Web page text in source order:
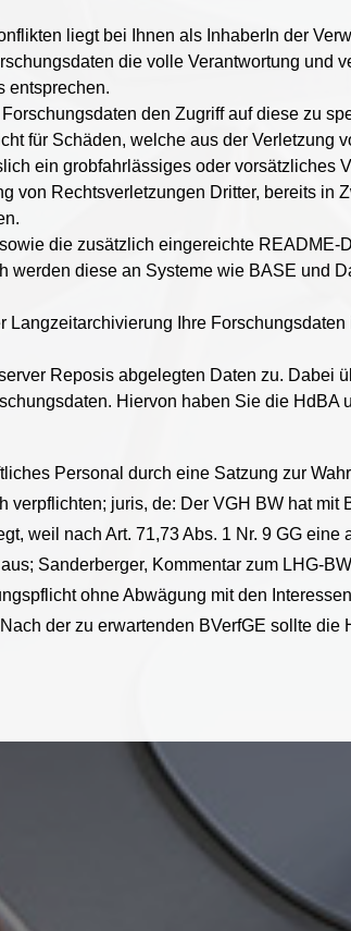
liegt bei Ihnen als InhaberIn der
die volle Verantwortung und
entsprechen.
den Zugriff auf diese zu
für Schäden, welche aus der Verletzung
ein grobfahrlässiges oder vorsätzliches
von Rechtsverletzungen Dritter, bereits in
die zusätzlich eingereichte
werden diese an Systeme wie BASE und
Ihre
Reposis abgelegten Daten zu. Dabei
Hiervon haben Sie die HdBA
Personal durch eine Satzung zur
juris, de: Der VGH BW hat mit
weil nach Art. 71,73 Abs. 1 Nr. 9 GG
Sanderberger, Kommentar zum LHG-
ohne Abwägung mit den
der zu erwartenden BVerfGE sollte